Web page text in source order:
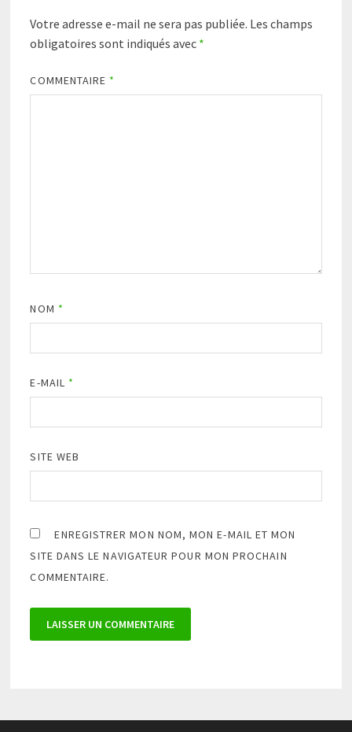
Votre adresse e-mail ne sera pas publiée. Les champs
obligatoires sont indiqués avec *
COMMENTAIRE *
NOM *
E-MAIL *
SITE WEB
ENREGISTRER MON NOM, MON E-MAIL ET MON
SITE DANS LE NAVIGATEUR POUR MON PROCHAIN
COMMENTAIRE.